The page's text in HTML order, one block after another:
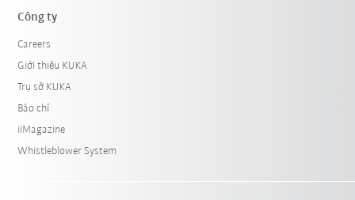
Công ty
Careers
Giới thiệu KUKA
Trụ sở KUKA
Báo chí
iiMagazine
Whistleblower System